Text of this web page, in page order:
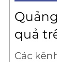
quả
Các